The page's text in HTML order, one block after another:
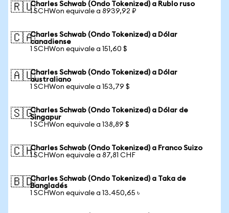
🇷🇺Charles Schwab (Ondo Tokenized) a Rublo ruso
1 SCHWon equivale a 8939,92 ₽
🇨🇦Charles Schwab (Ondo Tokenized) a Dólar
canadiense
1 SCHWon equivale a 151,60 $
🇦🇺Charles Schwab (Ondo Tokenized) a Dólar
australiano
1 SCHWon equivale a 153,79 $
🇸🇬Charles Schwab (Ondo Tokenized) a Dólar de
Singapur
1 SCHWon equivale a 138,89 $
🇨🇭Charles Schwab (Ondo Tokenized) a Franco Suizo
1 SCHWon equivale a 87,81 CHF
🇧🇩Charles Schwab (Ondo Tokenized) a Taka de
Bangladés
1 SCHWon equivale a 13.450,65 ৳